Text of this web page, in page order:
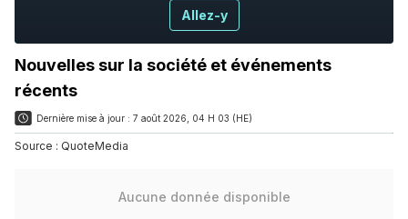
Allez-y
Nouvelles sur la société et événements
récents
Dernière mise à jour : 7 août 2026, 04 H 03 (HE)
Source : QuoteMedia
Aucune donnée disponible